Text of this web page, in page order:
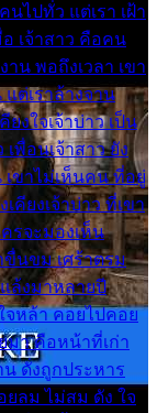
ไปทั่ว แต่เรา เฝ้า
เจ้าสาว คือคน
น พอถึงเวลา เขา
ต่เราล้างจาน
งใจเจ้าบ่าว เป็น
พื่อนเจ้าสาว ยัง
ขาไม่เห็นคน ที่อยู่
คียงเจ้าบ่าว ที่เขา
ครจะมองเห็น
ขื่นขม เศร้าตรม
ล้งมาหลายปี
จหล้า คอยไปคอย
มา คือหน้าที่เก่า
น ดั่งถูกประหาร
ยลม ไม่สม ดัง ใจ